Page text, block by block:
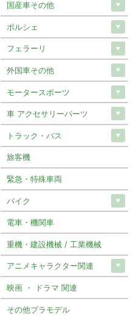
国産車その他
ポルシェ
フェラーリ
外国車その他
モータースポーツ
車 アクセサリーパーツ
トラック・バス
旅客機
緊急・特殊車両
バイク
電車・機関車
重機・建設機械 / 工業機械
アニメキャラクター関連
映画 ・ ドラマ 関連
その他プラモデル